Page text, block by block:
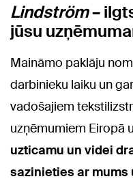
Lindström–
jūsu
Maināmo paklāju
darbinieku laiku un
vadošajiem
uzņēmumiem Eiropā
uzticamu un videi
sazinieties ar